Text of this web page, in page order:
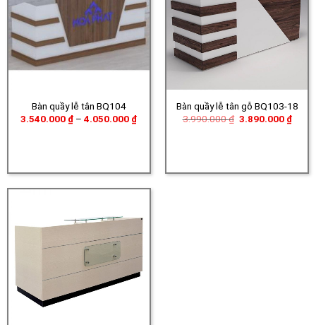
Bàn quầy lễ tân BQ104
3.540.000 ₫ – 4.050.000 ₫Khoảng
Bàn quầy lễ tân gỗ BQ103-18
3.990.000₫ Giá
3.890.000 ₫Giá
hiện